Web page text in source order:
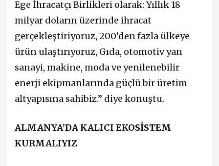
Ege İhracatçı Birlikleri olarak: Yıllık 18
milyar doların üzerinde ihracat
gerçekleştiriyoruz, 200’den fazla ülkeye
ürün ulaştırıyoruz, Gıda, otomotiv yan
sanayi, makine, moda ve yenilenebilir
enerji ekipmanlarında güçlü bir üretim
altyapısına sahibiz.” diye konuştu.
ALMANYA’DA KALICI EKOSİSTEM
KURMALIYIZ